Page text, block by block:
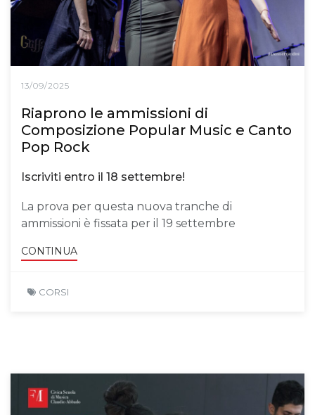
13/09/2025
Riaprono le ammissioni di
Composizione Popular Music e Canto
Pop Rock
Iscriviti entro il 18 settembre!
La prova per questa nuova tranche di
ammissioni è fissata per il 19 settembre
CONTINUA
CORSI